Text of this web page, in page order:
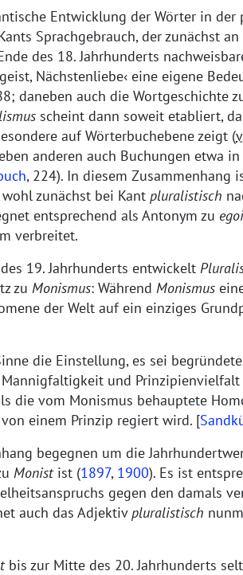
Entwicklung der Wörter in der
Sprachgebrauch, der zunächst
des 18. Jahrhunderts
Nächstenliebe eine eigene
daneben auch die Wortgeschichte
scheint dann soweit etabliert,
auf Wörterbuchebene zeigt (
anderen auch Buchungen etwa in
, 224). In diesem Zusammenhang
zunächst bei Kant pluralistisch
entsprechend als Antonym zu
verbreitet.
19. Jahrhunderts entwickelt
zu Monismus: Während Monismus
der Welt auf ein einziges
die Einstellung, es sei
und
die vom Monismus behauptete
einem Prinzip regiert wird. [
begegnen um die
Monistist (1897, 1900). Es ist
gegen den damals
auch das Adjektivpluralistisch
bis zur Mitte des 20. Jahrhunderts